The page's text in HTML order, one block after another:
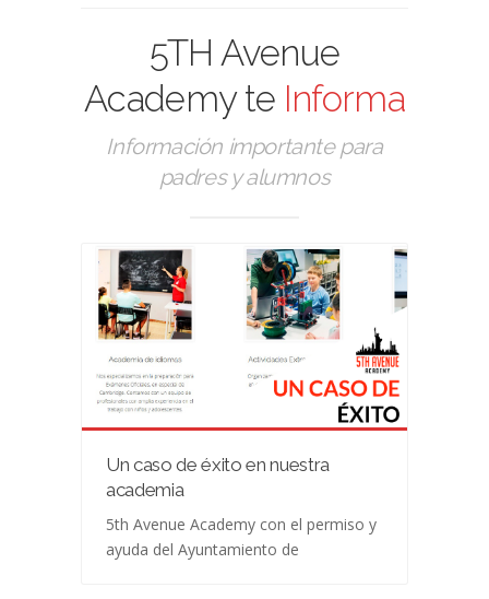
5TH Avenue
Academy te Informa
Información importante para
padres y alumnos
Un caso de éxito en nuestra
academia
5th Avenue Academy con el permiso y
ayuda del Ayuntamiento de